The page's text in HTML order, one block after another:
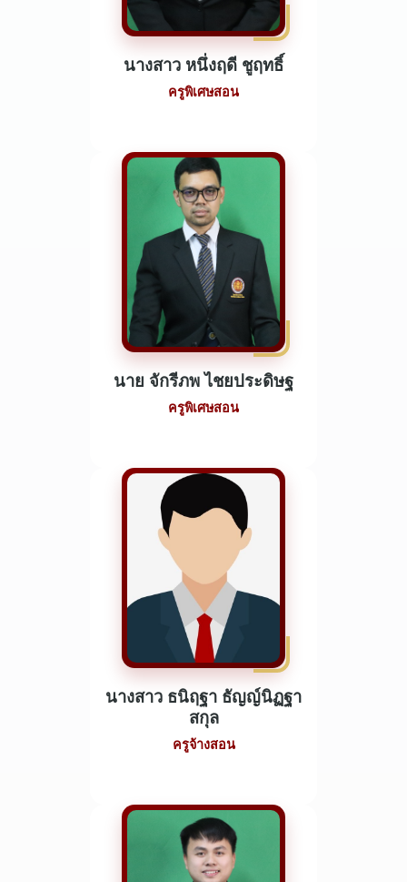
นางสาว หนึ่งฤดี ชูฤทธิ์
ครูพิเศษสอน
นาย จักรีภพ ไชยประดิษฐ
ครูพิเศษสอน
นางสาว ธนิฤฐา ธัญญ์นิฏฐา
สกุล
ครูจ้างสอน